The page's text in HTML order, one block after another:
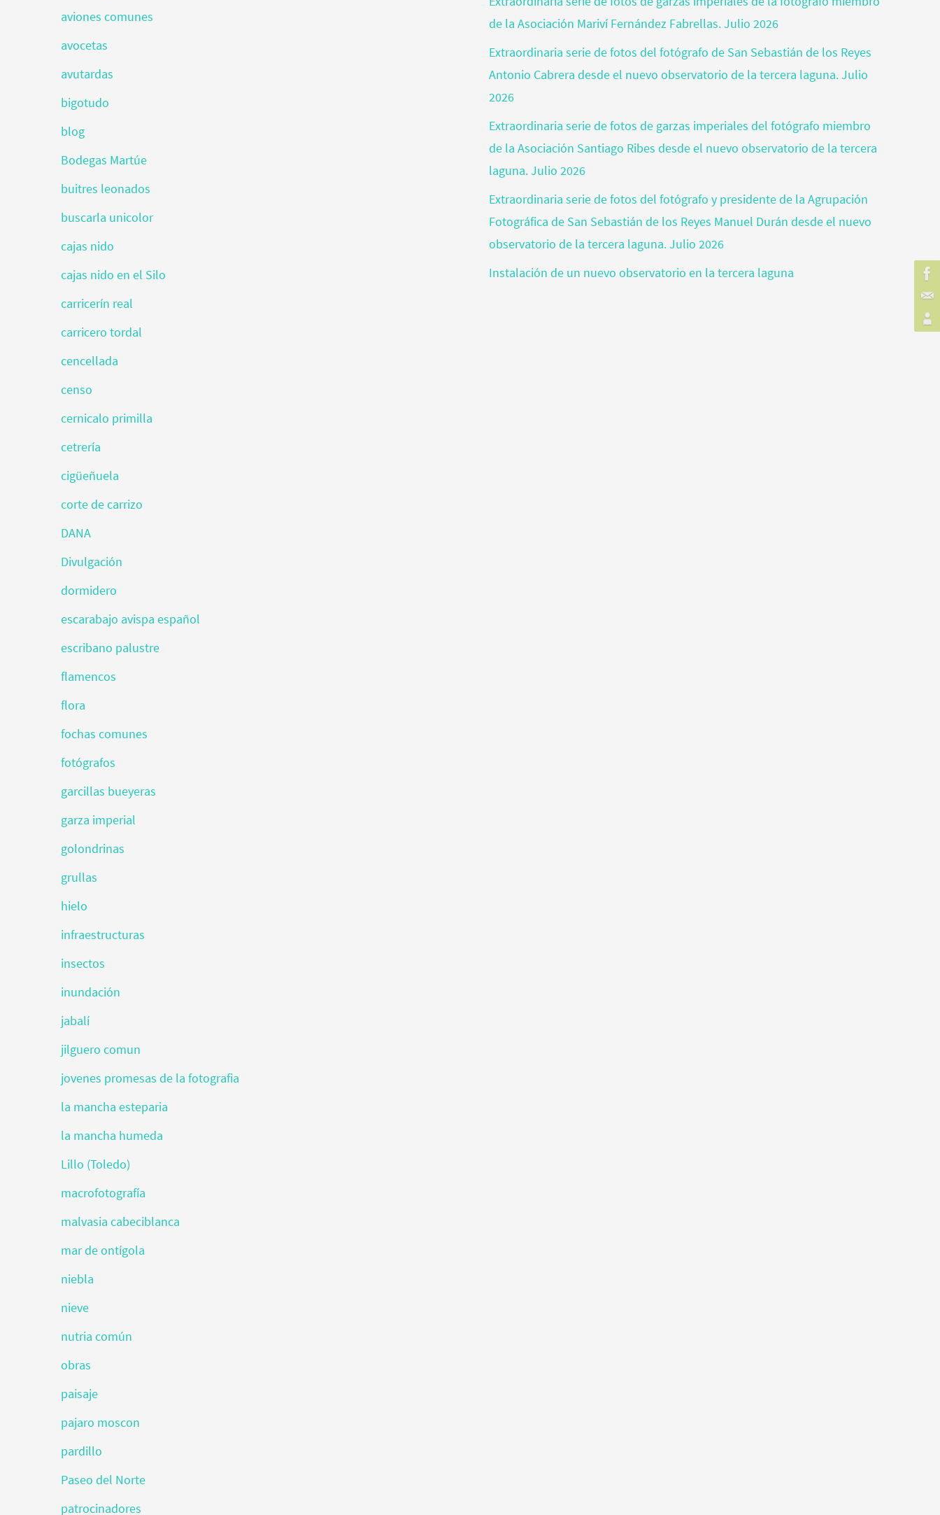
aviones comunes
avocetas
avutardas
bigotudo
blog
Bodegas Martúe
buitres leonados
buscarla unicolor
cajas nido
cajas nido en el Silo
carricerín real
carricero tordal
cencellada
censo
cernicalo primilla
cetrería
cigüeñuela
corte de carrizo
DANA
Divulgación
dormidero
escarabajo avispa español
escribano palustre
flamencos
flora
fochas comunes
fotógrafos
garcillas bueyeras
garza imperial
golondrinas
grullas
hielo
infraestructuras
insectos
inundación
jabalí
jilguero comun
jovenes promesas de la fotografia
la mancha esteparia
la mancha humeda
Lillo (Toledo)
macrofotografía
malvasia cabeciblanca
mar de ontígola
niebla
nieve
nutria común
obras
paisaje
pajaro moscon
pardillo
Paseo del Norte
patrocinadores
de la Asociación Mariví Fernández Fabrellas. Julio 2026
Extraordinaria serie de fotos del fotógrafo de San Sebastián de los Reyes
Antonio Cabrera desde el nuevo observatorio de la tercera laguna. Julio
2026
Extraordinaria serie de fotos de garzas imperiales del fotógrafo miembro
de la Asociación Santiago Ribes desde el nuevo observatorio de la tercera
laguna. Julio 2026
Extraordinaria serie de fotos del fotógrafo y presidente de la Agrupación
Fotográfica de San Sebastián de los Reyes Manuel Durán desde el nuevo
observatorio de la tercera laguna. Julio 2026
Instalación de un nuevo observatorio en la tercera laguna